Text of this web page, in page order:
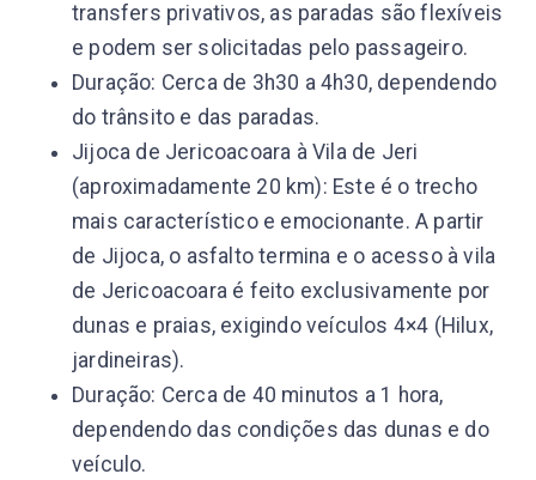
transfers privativos, as paradas são flexíveis
e podem ser solicitadas pelo passageiro.
Duração: Cerca de 3h30 a 4h30, dependendo
do trânsito e das paradas.
Jijoca de Jericoacoara à Vila de Jeri
(aproximadamente 20 km): Este é o trecho
mais característico e emocionante. A partir
de Jijoca, o asfalto termina e o acesso à vila
de Jericoacoara é feito exclusivamente por
dunas e praias, exigindo veículos 4×4 (Hilux,
jardineiras).
Duração: Cerca de 40 minutos a 1 hora,
dependendo das condições das dunas e do
veículo.